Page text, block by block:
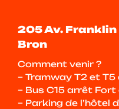
205 Av.
Bron
Comment venir ?
– Tramway T2 et
– Bus C15 arrêt Fort
– Parking de l’hôtel